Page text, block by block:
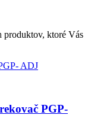
produktov, ktoré Vás
PGP-